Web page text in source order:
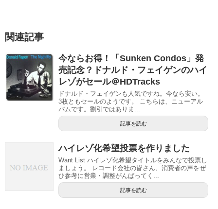
関連記事
今ならお得！「Sunken Condos」発
売記念？ドナルド・フェイゲンのハイ
レゾがセール＠HDTracks
ドナルド・フェイゲンも人気ですね。今なら安い。
3枚ともセールのようです。 こちらは、ニューアル
バムです。割引ではありま...
記事を読む
ハイレゾ化希望投票を作りました
Want List ハイレゾ化希望タイトルをみんなで投票し
ましょう。 レコード会社の皆さん、消費者の声をぜ
ひ参考に営業・調整がんばってく...
記事を読む